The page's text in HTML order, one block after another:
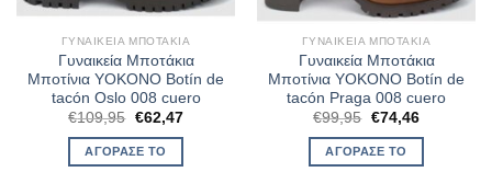
ΓΥΝΑΙΚΕΊΑ ΜΠΟΤΆΚΙΑ
Γυναικεία Μποτάκια
Μποτίνια YOKONO Botín de
tacón Oslo 008 cuero
€109,95 Original
was:
€109,95.
€62,47Η
ΑΓΌΡΑΣΈ ΤΟ
ΓΥΝΑΙΚΕΊΑ ΜΠΟΤΆΚΙΑ
Γυναικεία Μποτάκια
Μποτίνια YOKONO Botín de
tacón Praga 008 cuero
€99,95 Original
was:
€99,95.
€74,46Η
ΑΓΌΡΑΣΈ ΤΟ